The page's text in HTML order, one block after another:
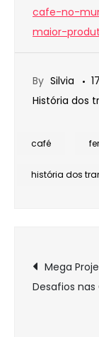
cafe-no-
maior-
By Silvia
História dos
café
história dos
de
Mega
Desafios